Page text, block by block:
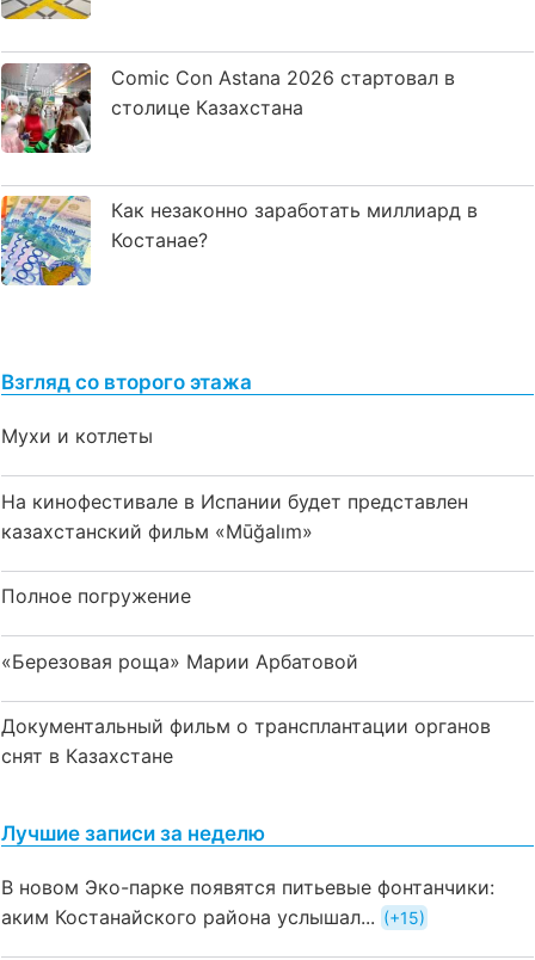
Comic Con Astana 2026 стартовал в
столице Казахстана
Как незаконно заработать миллиард в
Костанае?
Взгляд со второго этажа
Мухи и котлеты
На кинофестивале в Испании будет представлен
казахстанский фильм «Mūğalım»
Полное погружение
«Березовая роща» Марии Арбатовой
Документальный фильм о трансплантации органов
снят в Казахстане
Лучшие записи за неделю
В новом Эко-парке появятся питьевые фонтанчики:
аким Костанайского района услышал...
+15